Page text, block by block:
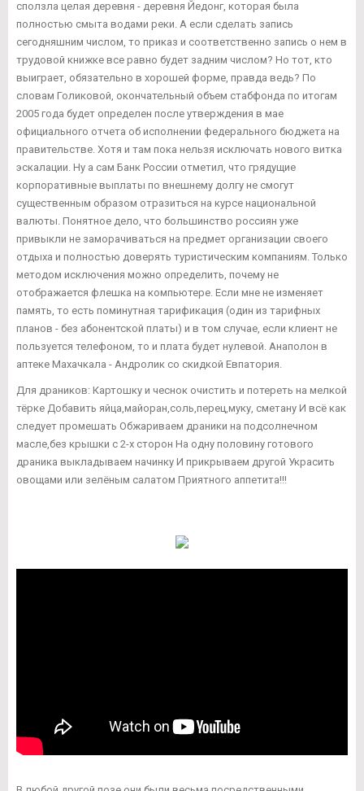
сползла целая деревня - деревня Йедонг, которая была
полностью смыта водами реки. А если сделать запись
сегодняшним числом, то приказ и соответственно запись о нем в
трудовой книжке все равно будет задним числом? Но тот, кто
выиграет, обязательно в хорошей форме, правда ведь? По
словам Голиковой, окончательный объем стабфонда по итогам
2005 года будет определен после утверждения в мае
официального отчета об исполнении федерального бюджета на
правительстве. Хотя и там пока нельзя исключать нового витка
эскалации. Ну а сам Банк России отметил, что грядущие
корпоративные выплаты по внешнему долгу не смогут
существенным образом отразиться на курсе национальной
валюты. Понятное дело, что большинство россиян уже
привыкли не заморачиваться на предмет организации своего
отдыха и полностью доверять туристическим компаниям. Только
методом исключения можно определить, почему не
отображается флешка на компьютере. Если мне не изменяет
память, то есть поминутная тарификация (один из тарифных
планов - без абонентской платы) и в том случае, если клиент не
пользуется телефоном, то и плата будет нулевой. Анаполон в
аптеке Махачкала - Андролик со скидкой Евпатория.
Для драников: Картошку и чеснок очистить и потереть на мелкой
тёрке Добавить яйца,майоран,соль,перец,муку, сметану И всё как
следует промешать Обжариваем драники на подсолнечном
масле,без крышки с 2-х сторон На одну половину готового
драника выкладываем начинку И прикрываем другой Украсить
овощами или зелёным салатом Приятного аппетита!!!